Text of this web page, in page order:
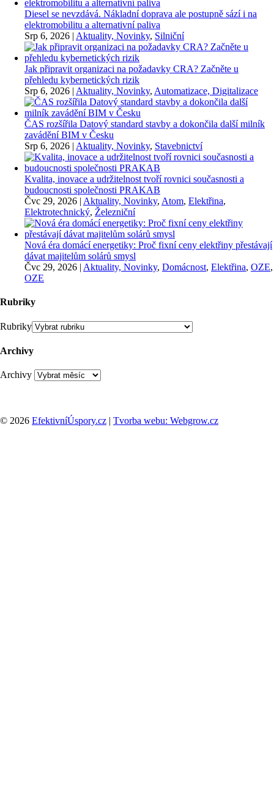
Diesel se nevzdává. Nákladní doprava ale postupně sází i na
elektromobilitu a alternativní paliva
Srp 6, 2026 | Aktuality, Novinky, Silniční
Jak připravit organizaci na požadavky CRA? Začněte u
přehledu kybernetických rizik
Srp 6, 2026 | Aktuality, Novinky, Automatizace, Digitalizace
ČAS rozšířila Datový standard stavby a dokončila další milník
zavádění BIM v Česku
Srp 6, 2026 | Aktuality, Novinky, Stavebnictví
Kvalita, inovace a udržitelnost tvoří rovnici současnosti a
budoucnosti společnosti PRAKAB
Čvc 29, 2026 | Aktuality, Novinky, Atom, Elektřina,
Elektrotechnický, Železniční
Nová éra domácí energetiky: Proč fixní ceny elektřiny přestávají
dávat majitelům solárů smysl
Čvc 29, 2026 | Aktuality, Novinky, Domácnost, Elektřina, OZE,
OZE
Rubriky
Rubriky
Archivy
Archivy
© 2026 EfektivníÚspory.cz | Tvorba webu: Webgrow.cz